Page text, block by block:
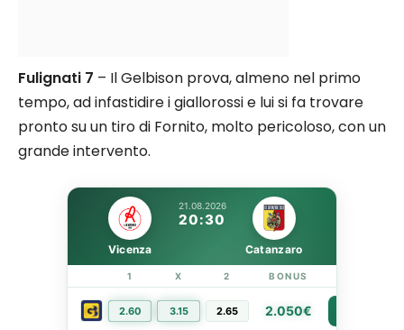
Fulignati 7 – Il Gelbison prova, almeno nel primo
tempo, ad infastidire i giallorossi e lui si fa trovare
pronto su un tiro di Fornito, molto pericoloso, con un
grande intervento.
21.08.2026
20:30
Vicenza Catanzaro
1 X 2 BONUS
2.60 3.15 2.65 2.050€